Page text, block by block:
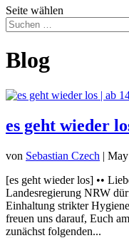
Seite wählen
Blog
es geht wieder
von Sebastian Czech |
[es geht wieder los] ••
Landesregierung NRW
Einhaltung strikter
freuen uns darauf, Euch
zunächst folgenden...